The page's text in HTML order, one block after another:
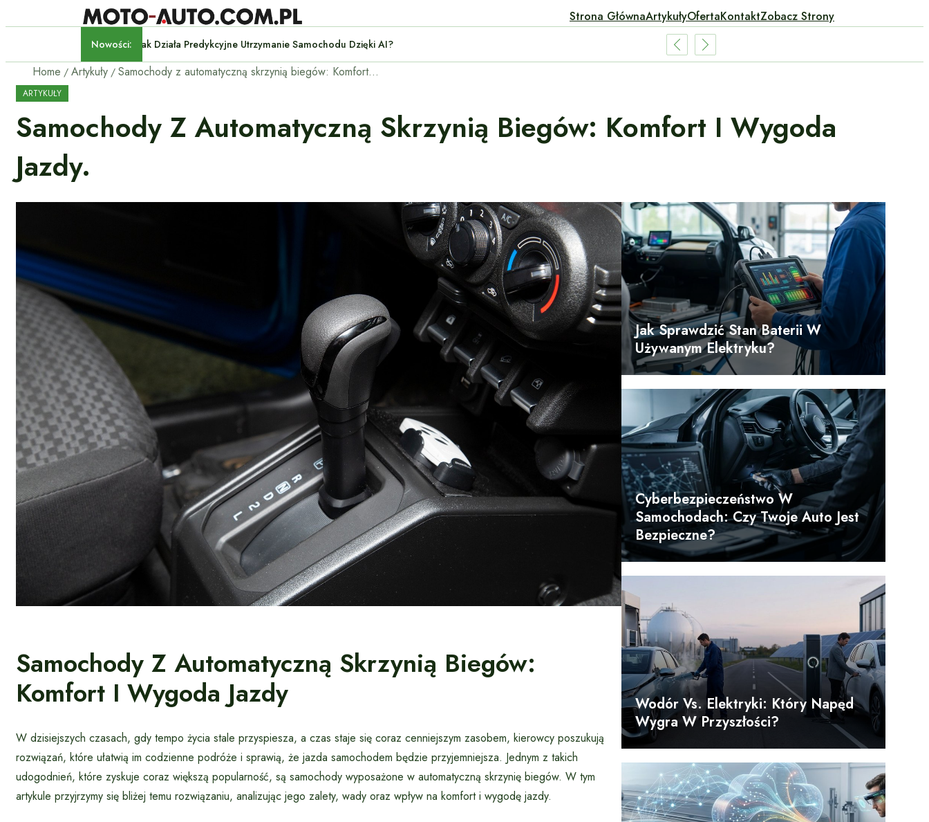
Strona GłównaArtykułyOfertaKontaktZobacz Strony
Nowości: Jak Działa Predykcyjne Utrzymanie Samochodu Dzięki AI?
Home Artykuły Samochody z automatyczną skrzynią biegów: Komfort i wygoda jazdy.
ARTYKUŁY
Samochody Z Automatyczną Skrzynią Biegów: Komfort I Wygoda
Jazdy.
Samochody Z Automatyczną Skrzynią Biegów:
Komfort I Wygoda Jazdy
W dzisiejszych czasach, gdy tempo życia stale przyspiesza, a czas staje się coraz cenniejszym zasobem, kierowcy poszukują
rozwiązań, które ułatwią im codzienne podróże i sprawią, że jazda samochodem będzie przyjemniejsza. Jednym z takich
udogodnień, które zyskuje coraz większą popularność, są samochody wyposażone w automatyczną skrzynię biegów. W tym
artykule przyjrzymy się bliżej temu rozwiązaniu, analizując jego zalety, wady oraz wpływ na komfort i wygodę jazdy.
Jak Sprawdzić Stan Baterii W
Używanym Elektryku?
Cyberbezpieczeństwo W
Samochodach: Czy Twoje Auto Jest
Bezpieczne?
Wodór Vs. Elektryki: Który Napęd
Wygra W Przyszłości?